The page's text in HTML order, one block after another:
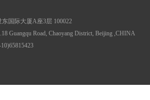
国际大厦A座3层 100022
Guangqu Road, Chaoyang District, Beijing ,CHINA